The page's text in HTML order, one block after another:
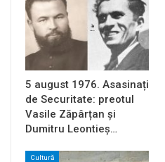
5 august 1976. Asasinați
de Securitate: preotul
Vasile Zăpârțan și
Dumitru Leontieș…
Cultură